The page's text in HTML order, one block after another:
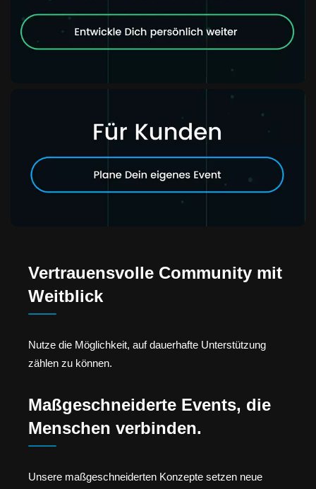
Vertrauensvolle Community mit
Weitblick
Nutze die Möglichkeit, auf dauerhafte Unterstützung
zählen zu können.
Maßgeschneiderte Events, die
Menschen verbinden.
Unsere maßgeschneiderten Konzepte setzen neue